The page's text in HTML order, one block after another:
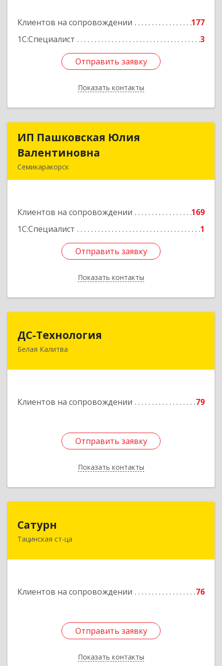
Клиентов на сопровождении
177
1С:Специалист
3
Отправить заявку
Показать контакты
Отправить заявку
Назад
ИП Пашковская Юлия
Валентиновна
Семикаракорск
Клиентов на сопровождении
169
1С:Специалист
1
Отправить заявку
Показать контакты
ИП Пашковская Юлия
Подробнее
Отправить заявку
Назад
ДС-Технология
Белая Калитва
Клиентов на сопровождении 79
Отправить заявку
Показать контакты
347045, Ростовская обл, Белокалитвинский р-н,
Отправить заявку
Назад
Сатурн
Тацинская ст-ца
Клиентов на сопровождении 76
Отправить заявку
Показать контакты
347060, Ростовская область, Тацинский район,
Отправить заявку
Назад